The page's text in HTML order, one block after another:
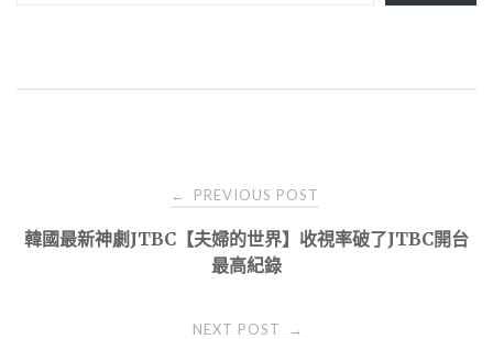
navigation
← PREVIOUS POST
韓國最新神劇JTBC【夫婦的世界】收視率破了JTBC開台
最高紀錄
NEXT POST →